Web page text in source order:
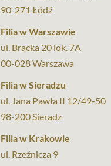
90-271 Łódź
Filia w Warszawie
ul. Bracka 20 lok. 7A
00-028 Warszawa
Filia w Sieradzu
ul. Jana Pawła II 12/49-50
98-200 Sieradz
Filia w Krakowie
ul. Rzeźnicza 9